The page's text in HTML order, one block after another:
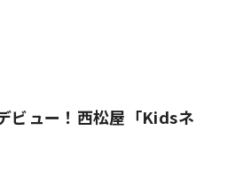
ビュー！西松屋「Kidsネ